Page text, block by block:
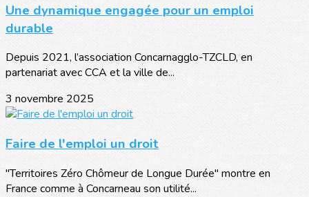
Une dynamique engagée pour un emploi
durable
Depuis 2021, l’association Concarnagglo-TZCLD, en
partenariat avec CCA et la ville de...
3 novembre 2025
Faire de l'emploi un droit
"Territoires Zéro Chômeur de Longue Durée" montre en
France comme à Concarneau son utilité...